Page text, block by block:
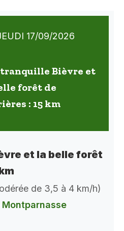
17/09/2026
tranquille Bièvre et
forêt de
: 15 km
et la belle forêt
de 3,5 à 4 km/h)